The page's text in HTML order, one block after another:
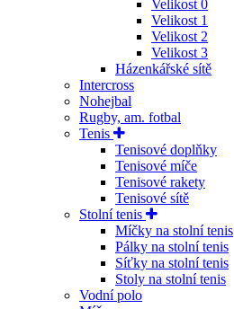
Velikost 0
Velikost 1
Velikost 2
Velikost 3
Házenkářské sítě
Intercross
Nohejbal
Rugby, am. fotbal
Tenis
Tenisové doplňky
Tenisové míče
Tenisové rakety
Tenisové sítě
Stolní tenis
Míčky na stolní tenis
Pálky na stolní tenis
Síťky na stolní tenis
Stoly na stolní tenis
Vodní polo